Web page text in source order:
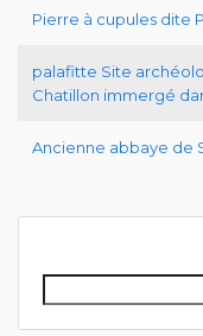
Pierre à cupules dite
palafitte Site
Chatillon immergé
Ancienne abbaye de